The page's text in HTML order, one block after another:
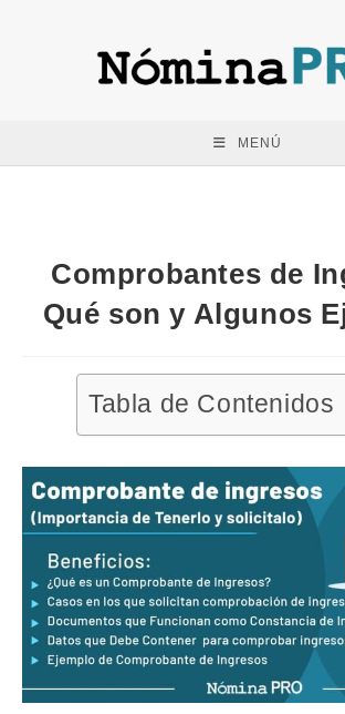
MENÚ
Comprobantes de
Qué son y Algunos
Tabla de Contenidos